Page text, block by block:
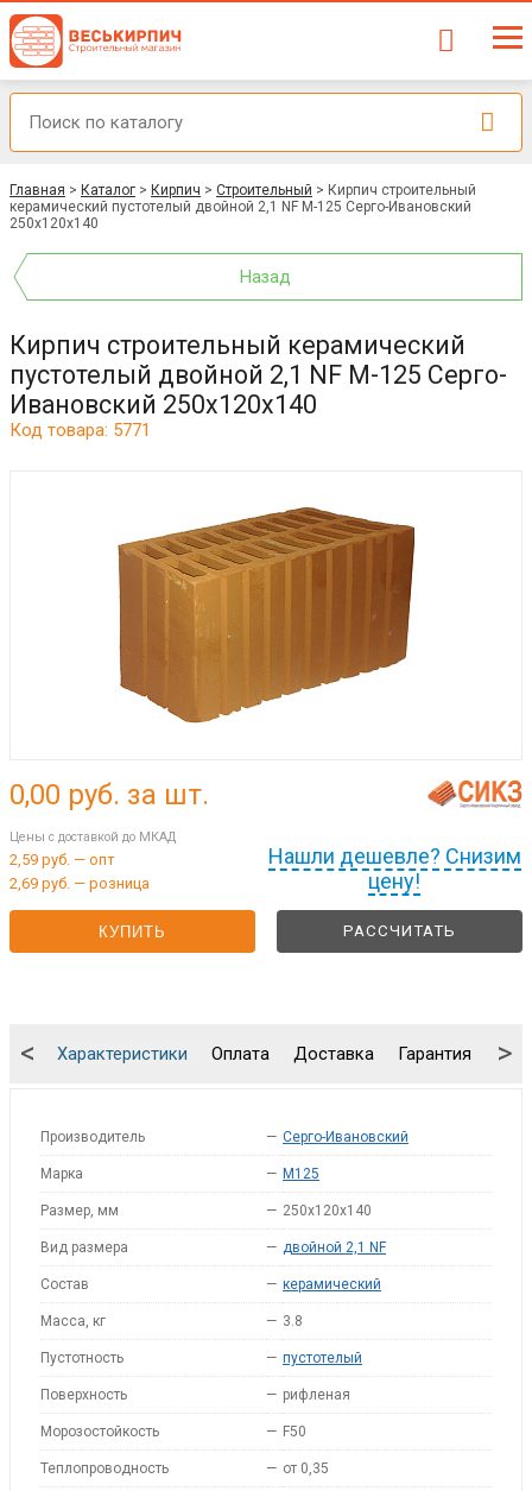
Главная > Каталог > Кирпич > Строительный > Кирпич строительный
керамический пустотелый двойной 2,1 NF М-125 Серго-Ивановский
250x120x140
Назад
Кирпич строительный керамический
пустотелый двойной 2,1 NF М-125 Серго-
Ивановский 250x120x140
Код товара: 5771
Нашли дешевле? Снизим
цену!
0,00 руб. за шт.
Цены с доставкой до МКАД
2,59 руб. — опт
2,69 руб. — розница
КУПИТЬ РАССЧИТАТЬ
Характеристики Оплата Доставка Гарантия
< >
Производитель — Серго-Ивановский
Марка — M125
Размер, мм — 250x120x140
Вид размера — двойной 2,1 NF
Состав — керамический
Масса, кг — 3.8
Пустотность — пустотелый
Поверхность — рифленая
Морозостойкость — F50
Теплопроводность — от 0,35